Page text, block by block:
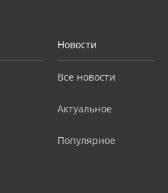
Новости
Все новости
Актуальное
Популярное